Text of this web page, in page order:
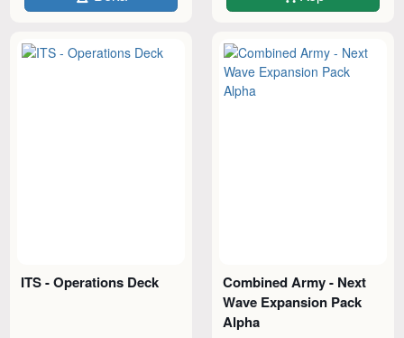
ITS - Operations Deck
Combined Army - Next
Wave Expansion Pack
Alpha